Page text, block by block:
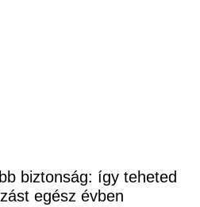
biztonság: így teheted
egész évben